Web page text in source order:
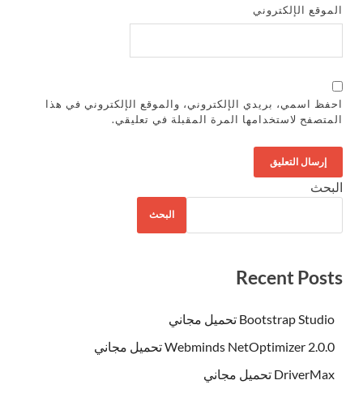
الموقع الإلكتروني
احفظ اسمي، بريدي الإلكتروني، والموقع الإلكتروني في هذا
المتصفح لاستخدامها المرة المقبلة في تعليقي.
البحث
البحث
Recent Posts
Bootstrap Studio تحميل مجاني
Webminds NetOptimizer 2.0.0 تحميل مجاني
DriverMax تحميل مجاني